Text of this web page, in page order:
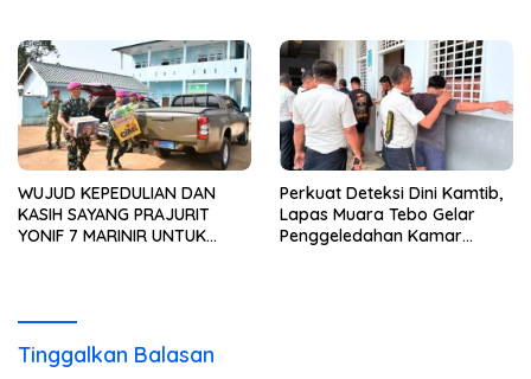
WUJUD KEPEDULIAN DAN
KASIH SAYANG PRAJURIT
YONIF 7 MARINIR UNTUK
Perkuat Deteksi Dini Kamtib,
Lapas Muara Tebo Gelar
Penggeledahan Kamar
Tinggalkan Balasan